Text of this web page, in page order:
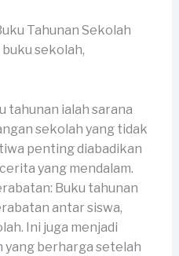
Tahunan Sekolah
sekolah,
tahunan ialah sarana
sekolah yang tidak
penting diabadikan
yang mendalam.
Buku tahunan
antar siswa,
Ini juga menjadi
berharga setelah